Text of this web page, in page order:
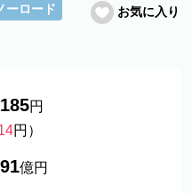
ーロード お気に入り
円
円）
億円